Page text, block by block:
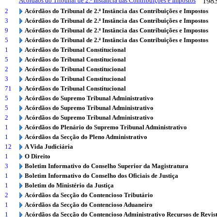
2
Acórdãos do Tribunal de 2.ª Instância das Contribuições e Impostos
3
Acórdãos do Tribunal de 2.ª Instância das Contribuições e Impostos
9
Acórdãos do Tribunal de 2.ª Instância das Contribuições e Impostos
5
Acórdãos do Tribunal de 2.ª Instância das Contribuições e Impostos
1
Acórdãos do Tribunal Constitucional
5
Acórdãos do Tribunal Constitucional
2
Acórdãos do Tribunal Constitucional
3
Acórdãos do Tribunal Constitucional
71
Acórdãos do Tribunal Constitucional
5
Acórdãos do Supremo Tribunal Administrativo
5
Acórdãos do Supremo Tribunal Administrativo
2
Acórdãos do Supremo Tribunal Administrativo
1
Acórdãos do Plenário do Supremo Tribunal Administrativo
1
Acórdãos da Secção do Pleno Administrativo
12
A Vida Judiciária
1
O Direito
3
Boletim Informativo do Conselho Superior da Magistratura
1
Boletim Informativo do Conselho dos Oficiais de Justiça
1
Boletim do Ministério da Justiça
2
Acórdãos da Secção do Contencioso Tributário
1
Acórdãos da Secção do Contencioso Aduaneiro
1
Acórdãos da Secção do Contencioso Administrativo Recursos de